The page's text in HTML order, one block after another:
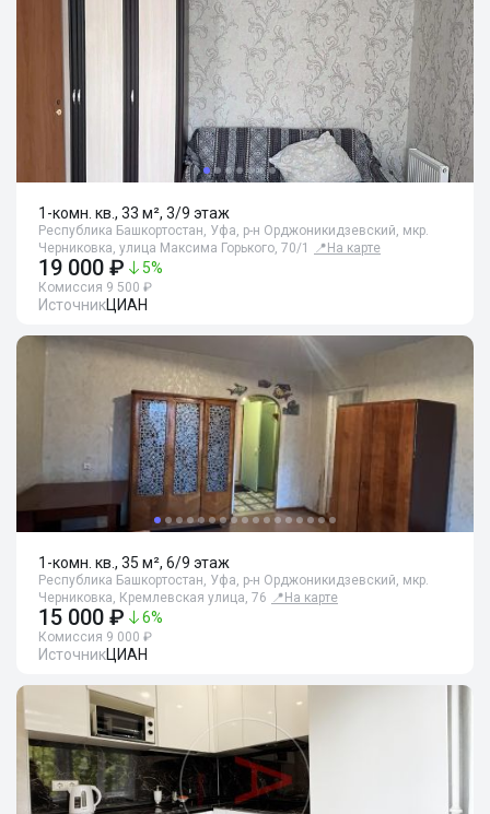
1-комн. кв., 33 м², 3/9 этаж
Республика Башкортостан, Уфа, р-н Орджоникидзевский, мкр.
Черниковка, улица Максима Горького, 70/1
📍 На карте
19 000 ₽ 5%
Комиссия 9 500 ₽
ИсточникЦИАН
1-комн. кв., 35 м², 6/9 этаж
Республика Башкортостан, Уфа, р-н Орджоникидзевский, мкр.
Черниковка, Кремлевская улица, 76 📍 На карте
15 000 ₽ 6%
Комиссия 9 000 ₽
ИсточникЦИАН